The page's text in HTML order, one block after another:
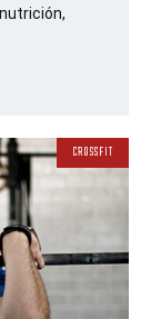
CROSSFIT